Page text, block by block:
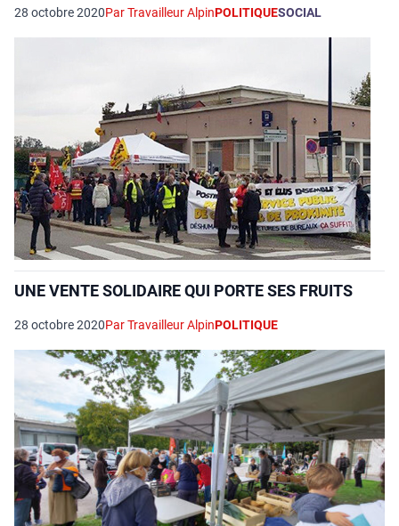
28 octobre 2020Par Travailleur AlpinPOLITIQUESOCIAL
UNE VENTE SOLIDAIRE QUI PORTE SES FRUITS
28 octobre 2020Par Travailleur AlpinPOLITIQUE